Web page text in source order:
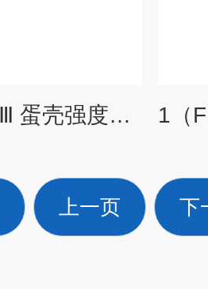
1卵殻強度計 Ⅲ 蛋壳强度测试仪三代
上一页 下